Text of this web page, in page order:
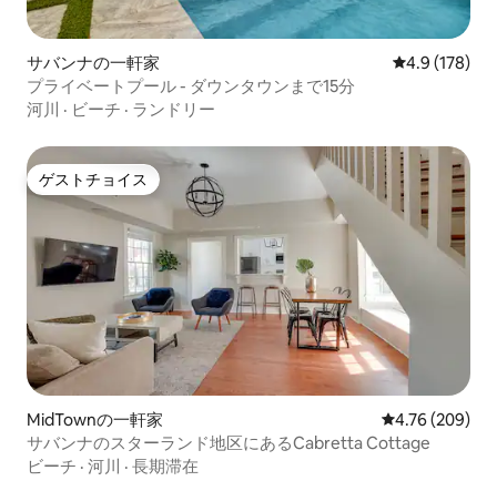
サバンナの一軒家 レビュー178
4.9 (178)
プライベートプール - ダウンタウンまで15分
河川 · ビーチ · ランドリー
ゲストチョイス
ゲストチョイス
MidTownの一軒家 レビュー209
4.76 (209)
サバンナのスターランド地区にあるCabretta Cottage
ビーチ · 河川 · 長期滞在